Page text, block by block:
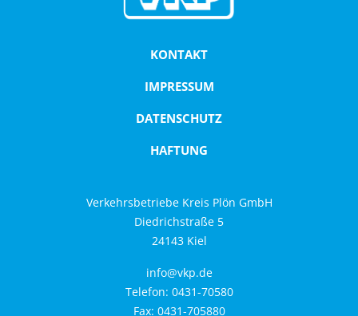
KONTAKT
IMPRESSUM
DATENSCHUTZ
HAFTUNG
Verkehrsbetriebe Kreis Plön GmbH
Diedrichstraße 5
24143 Kiel
info@vkp.de
Telefon: 0431-70580
Fax: 0431-705880